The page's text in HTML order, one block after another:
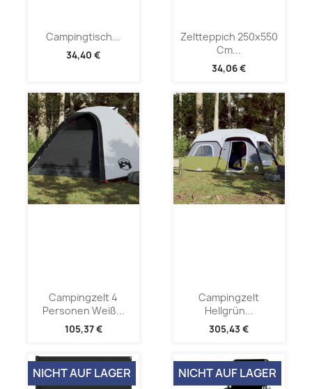
Campingtisch...
34,40 €
Zeltteppich 250x550
Cm...
34,06 €
Campingzelt 4
Personen Weiß...
105,37 €
Campingzelt
Hellgrün...
305,43 €
NICHT AUF LAGER NICHT AUF LAGER